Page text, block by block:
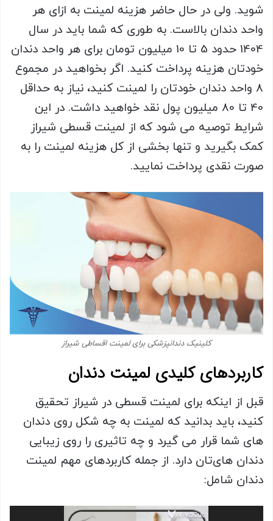
شوید. ولی در حال حاضر هزینه لمینت به ازای هر
واحد دندان بالاست. به طوری که شما باید در سال
1404 حدود 5 تا 10 میلیون تومان برای هر واحد دندان
خودتان هزینه پرداخت کنید. اگر بخواهید در مجموع
8 واحد دندان خودتان را لمینت کنید، نیاز به حداقل
40 تا 80 میلیون پول نقد خواهید داشت. در این
شرایط توصیه می شود که از لمینت قسطی شیراز
کمک بگیرید و تنها بخشی از کل هزینه لمینت را به
صورت نقدی پرداخت نمایید.
کلینیک دندانپزشکی برای لمینت اقساطی شیراز
کاربردهای کلیدی لمینت دندان
قبل از اینکه برای لمینت قسطی در شیراز تحقیق
کنید، باید بدانید که لمینت به چه شکل روی دندان
های شما قرار می گیرد و چه تاثیری را روی زیبایی
دندان های‌تان دارد. از جمله کاربردهای مهم لمینت
دندان شامل:
نمایشگر